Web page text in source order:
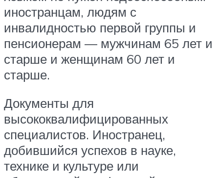
иностранцам, людям с
инвалидностью первой группы и
пенсионерам — мужчинам 65 лет и
старше и женщинам 60 лет и
старше.
Документы для
высококвалифицированных
специалистов. Иностранец,
добившийся успехов в науке,
технике и культуре или